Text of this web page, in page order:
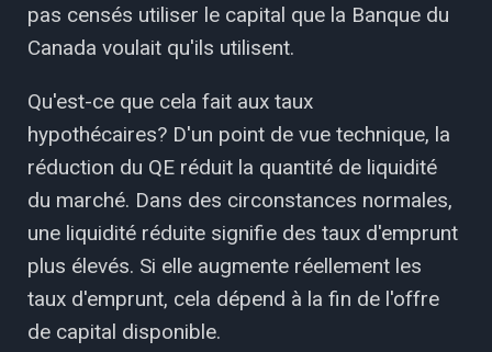
pas censés utiliser le capital que la Banque du
Canada voulait qu'ils utilisent.
Qu'est-ce que cela fait aux taux
hypothécaires? D'un point de vue technique, la
réduction du QE réduit la quantité de liquidité
du marché. Dans des circonstances normales,
une liquidité réduite signifie des taux d'emprunt
plus élevés. Si elle augmente réellement les
taux d'emprunt, cela dépend à la fin de l'offre
de capital disponible.